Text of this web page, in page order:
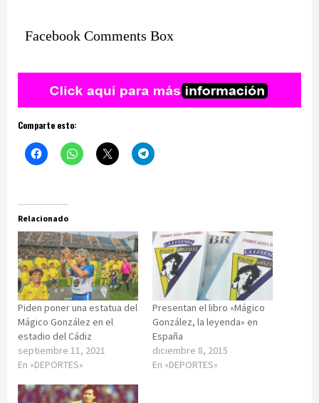
Facebook Comments Box
Comparte esto:
Relacionado
Piden poner una estatua del
Mágico González en el
estadio del Cádiz
septiembre 11, 2021
En «DEPORTES»
Presentan el libro «Mágico
González, la leyenda» en
España
diciembre 8, 2015
En «DEPORTES»